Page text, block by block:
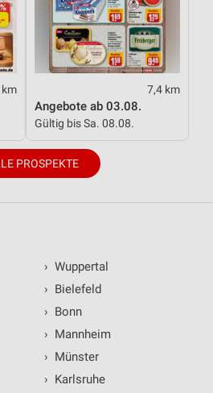
7,4 km
Angebote ab 03.08.
Gültig bis Sa. 08.08.
PROSPEKTE
› Wuppertal
› Bielefeld
› Bonn
› Mannheim
› Münster
› Karlsruhe